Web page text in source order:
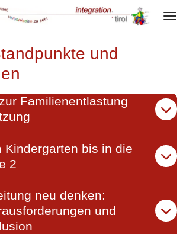
und
Familienentlastung
Kindergarten bis in die
2
neu denken:
und